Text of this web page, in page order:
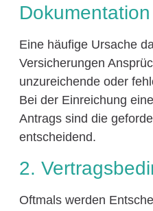
Dokumentation
Eine häufige Ursache
Versicherungen
unzureichende oder
Bei der Einreichung
Antrags sind die
entscheidend.
2.
Oftmals werden